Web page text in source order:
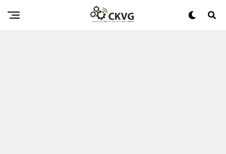
IBM Erwirbt Randori, Um Ihre Multicloud-Sicherheitsfehler
Enorm Zu Beseitigen